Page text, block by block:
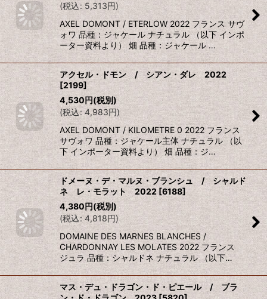
(税込: 5,313円)
AXEL DOMONT / ETERLOW 2022 フランス サヴ
ォワ 品種：ジャケール ナチュラル （以下 インポ
ーター資料より） 畑 品種：ジャケール …
アクセル・ドモン / シアン・ダレ 2022
[2199]
4,530円(税別)
(税込: 4,983円)
AXEL DOMONT / KILOMETRE 0 2022 フランス
サヴォワ 品種：ジャケール主体 ナチュラル （以
下 インポーター資料より） 畑 品種：ジ…
ドメーヌ・デ・マルヌ・ブランシュ / シャルド
ネ レ・モラット 2022 [6188]
4,380円(税別)
(税込: 4,818円)
DOMAINE DES MARNES BLANCHES /
CHARDONNAY LES MOLATES 2022 フランス
ジュラ 品種：シャルドネ ナチュラル （以下…
マス・デュ・ドラゴン・ド・ピエール / ブラ